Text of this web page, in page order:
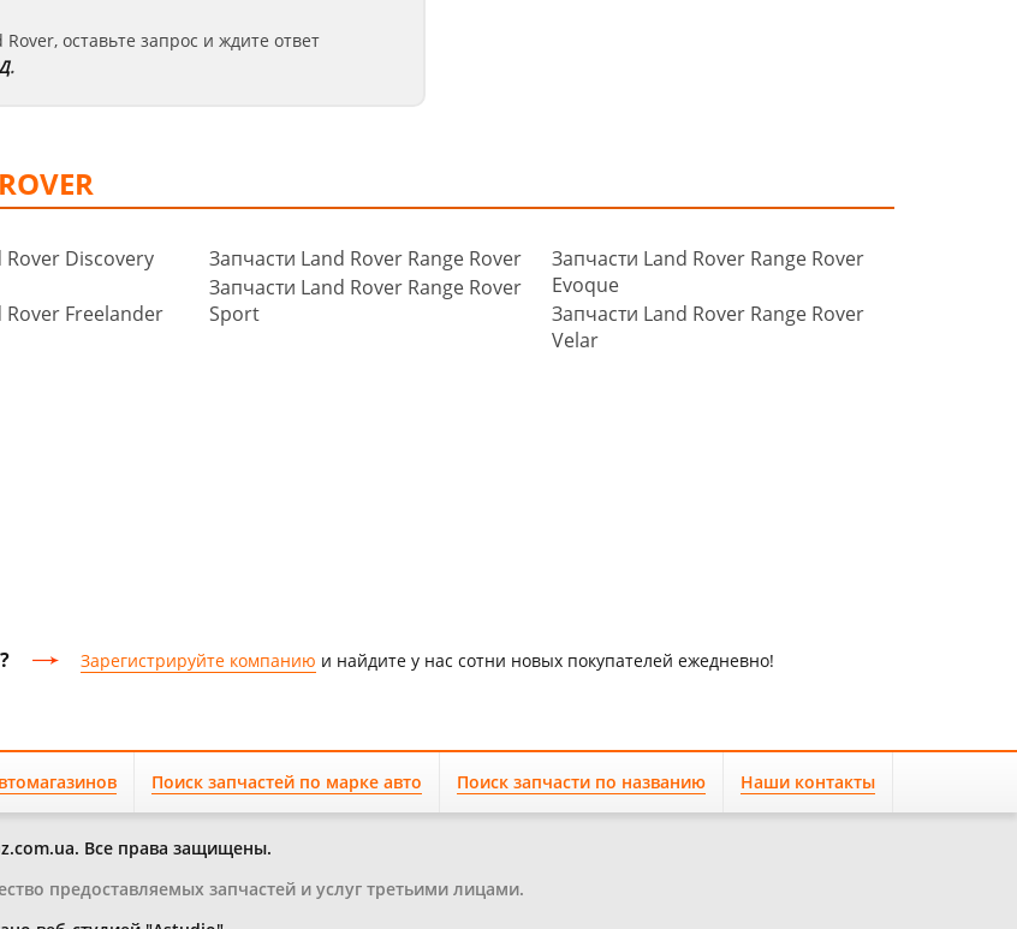
Rover, оставьте запрос и ждите ответ
.
Rover Discovery
Rover Freelander
Запчасти Land Rover Range Rover
Запчасти Land Rover Range Rover
Sport
Запчасти Land Rover Range Rover
Evoque
Запчасти Land Rover Range Rover
Velar
Зарегистрируйте компанию и найдите у нас сотни новых покупателей ежедневно!
Поиск запчастей по марке авто Поиск запчасти по названию Наши контакты
Все права защищены.
предоставляемых запчастей и услуг третьими лицами.